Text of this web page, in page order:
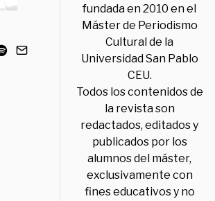
fundada en 2010 en el
Máster de Periodismo
Cultural de la
Universidad San Pablo
CEU.
Todos los contenidos de
la revista son
redactados, editados y
publicados por los
alumnos del máster,
exclusivamente con
fines educativos y no